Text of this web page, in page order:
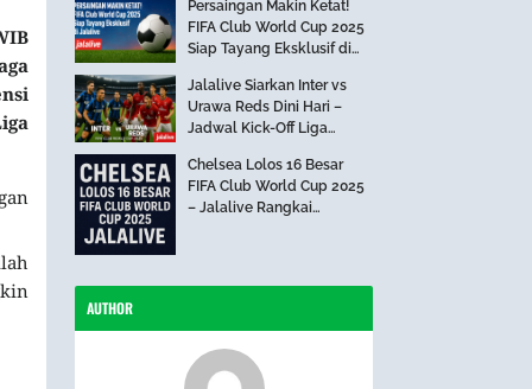
Persaingan Makin Ketat!
FIFA Club World Cup 2025
Siap Tayang Eksklusif di
Jalalive Siarkan Inter vs
Urawa Reds Dini Hari –
Jadwal Kick-Off Liga
Chelsea Lolos 16 Besar
FIFA Club World Cup 2025
– Jalalive Rangkai
AUTHOR